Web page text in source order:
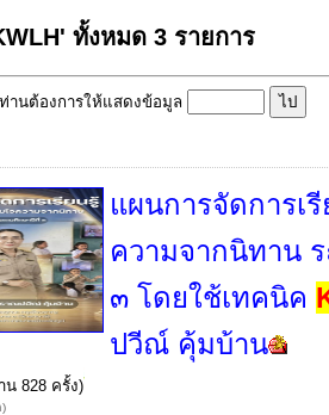
ทั้งหมด 3 รายการ
านต้องการให้แสดงข้อมูล
แผนการจัดการเ
ความจากนิทาน
๓ โดยใช้เทคนิค
ปวีณ์ คุ้มบ้าน
น 828 ครั้ง)
)